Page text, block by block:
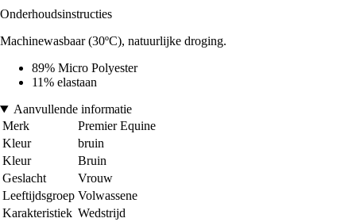
Onderhoudsinstructies
Machinewasbaar (30ºC), natuurlijke droging.
89% Micro Polyester
11% elastaan
Aanvullende informatie
Merk
Premier Equine
Kleur
bruin
Kleur
Bruin
Geslacht
Vrouw
Leeftijdsgroep Volwassene
Karakteristiek Wedstrijd